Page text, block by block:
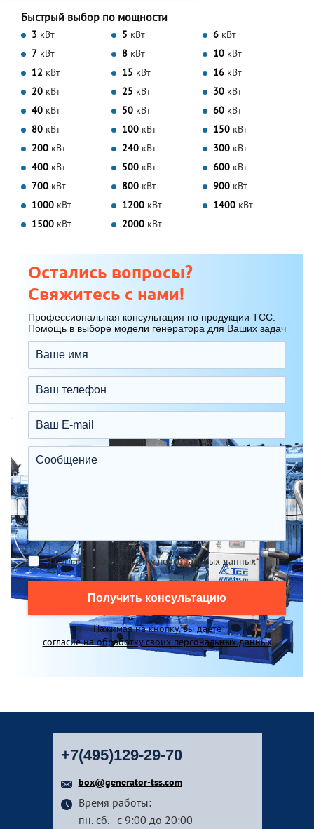
Быстрый выбор по мощности
3 кВт 5 кВт 6 кВт
7 кВт 8 кВт 10 кВт
12 кВт 15 кВт 16 кВт
20 кВт 25 кВт 30 кВт
40 кВт 50 кВт 60 кВт
80 кВт 100 кВт 150 кВт
200 кВт 240 кВт 300 кВт
400 кВт 500 кВт 600 кВт
700 кВт 800 кВт 900 кВт
1000 кВт 1200 кВт 1400 кВт
1500 кВт 2000 кВт
Остались вопросы?
Свяжитесь с нами!
Профессиональная консультация по продукции ТСС.
Помощь в выборе модели генератора для Ваших задач
Я согласен на обработку персональных данных*
Получить консультацию
Нажимая на кнопку, вы даете
согласие на обработку своих персональных данных
+7(495)129-29-70
box@generator-tss.com
Время работы:
пн.-сб. - с 9:00 до 20:00